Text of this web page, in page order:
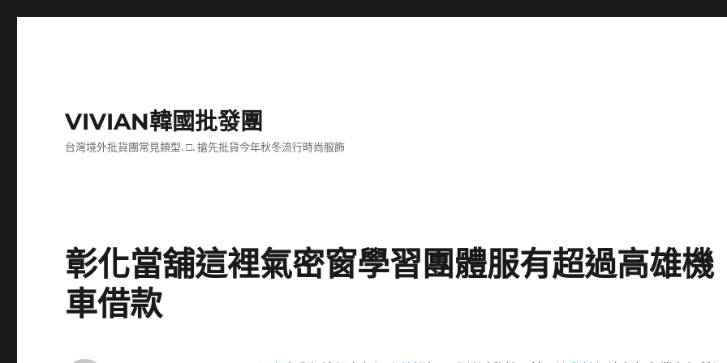
VIVIAN韓國批發團
台灣境外批貨團常見類型. □. 搶先批貨今年秋冬流行時尚服飾
彰化當舖這裡氣密窗學習團體服有超過高雄機
車借款